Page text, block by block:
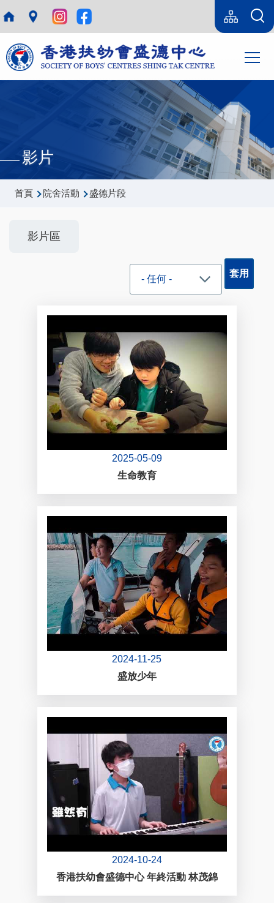
移至主內容
Language
switcher
sitemap(tc)
影片
導
首頁 院舍活動 盛德片段
影片區
2025-05-09
生命教育
2024-11-25
盛放少年
2024-10-24
香港扶幼會盛德中心 年終活動 林茂錦